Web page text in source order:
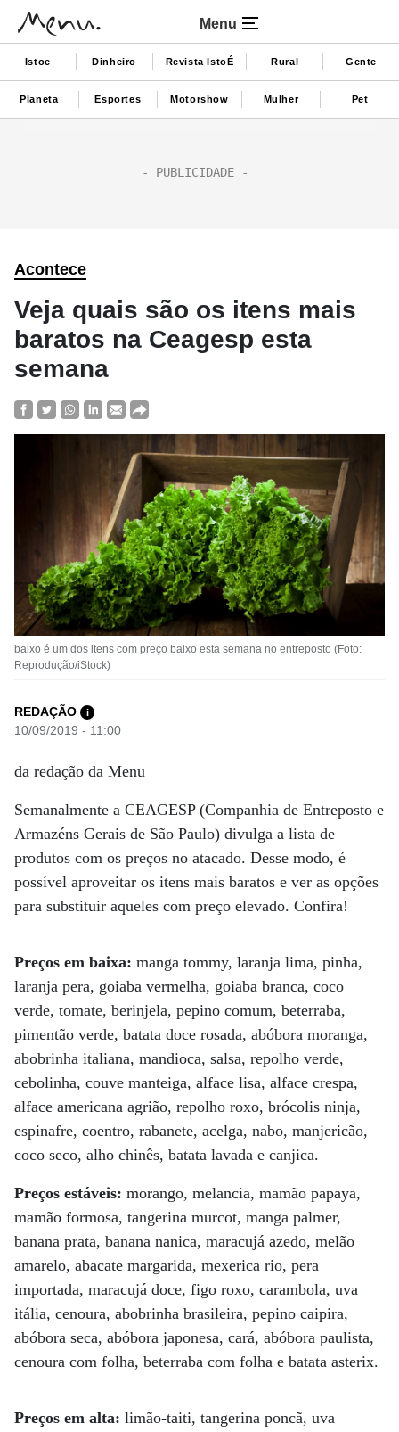
Menu
Istoe Dinheiro Revista IstoÉ Rural Gente
Planeta Esportes Motorshow Mulher Pet
Acontece
Veja quais são os itens mais
baratos na Ceagesp esta
semana
baixo é um dos itens com preço baixo esta semana no entreposto (Foto:
Reprodução/iStock)
REDAÇÃO i
10/09/2019 - 11:00
da redação da Menu
Semanalmente a CEAGESP (Companhia de Entreposto e
Armazéns Gerais de São Paulo) divulga a lista de
produtos com os preços no atacado. Desse modo, é
possível aproveitar os itens mais baratos e ver as opções
para substituir aqueles com preço elevado. Confira!
Preços em baixa: manga tommy, laranja lima, pinha,
laranja pera, goiaba vermelha, goiaba branca, coco
verde, tomate, berinjela, pepino comum, beterraba,
pimentão verde, batata doce rosada, abóbora moranga,
abobrinha italiana, mandioca, salsa, repolho verde,
cebolinha, couve manteiga, alface lisa, alface crespa,
alface americana agrião, repolho roxo, brócolis ninja,
espinafre, coentro, rabanete, acelga, nabo, manjericão,
coco seco, alho chinês, batata lavada e canjica.
Preços estáveis: morango, melancia, mamão papaya,
mamão formosa, tangerina murcot, manga palmer,
banana prata, banana nanica, maracujá azedo, melão
amarelo, abacate margarida, mexerica rio, pera
importada, maracujá doce, figo roxo, carambola, uva
itália, cenoura, abobrinha brasileira, pepino caipira,
abóbora seca, abóbora japonesa, cará, abóbora paulista,
cenoura com folha, beterraba com folha e batata asterix.
Preços em alta: limão-taiti, tangerina poncã, uva